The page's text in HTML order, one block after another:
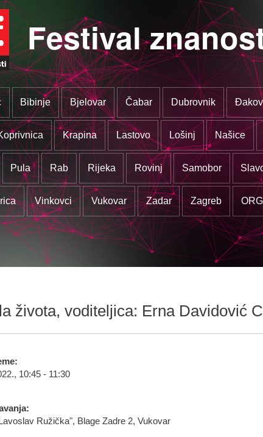
Festival
Bibinje Bjelovar Čabar Dubrovnik
Krapina Lastovo Lošinj Našice
Pula Rab Rijeka Rovinj Samobor
Vinkovci Vukovar Zadar Zagreb
života, voditeljica: Erna Davidović
10:45 - 11:30
Ružička", Blage Zadre 2, Vukovar